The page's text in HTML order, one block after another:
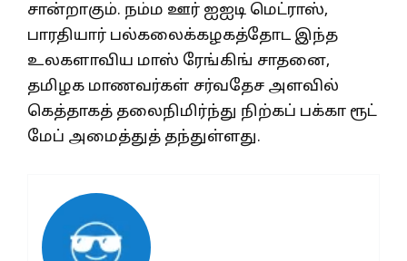
சான்றாகும். நம்ம ஊர் ஐஐடி மெட்ராஸ்,
பாரதியார் பல்கலைக்கழகத்தோட இந்த
உலகளாவிய மாஸ் ரேங்கிங் சாதனை,
தமிழக மாணவர்கள் சர்வதேச அளவில்
கெத்தாகத் தலைநிமிர்ந்து நிற்கப் பக்கா ரூட்
மேப் அமைத்துத் தந்துள்ளது.